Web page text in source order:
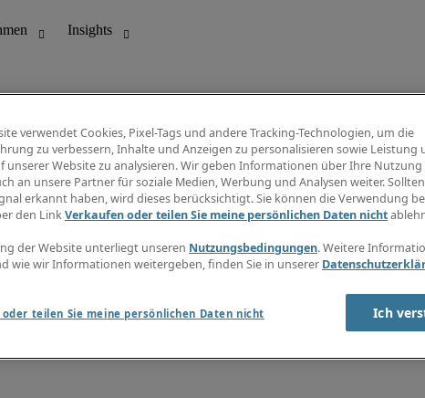
Info Center
Jobübersicht
Gehaltsübersicht
E-Learning
verwendet Cookies, Pixel-Tags und andere Tracking-Technologien, um die
zu verbessern, Inhalte und Anzeigen zu personalisieren sowie Leistung
unserer Website zu analysieren. Wir geben Informationen über Ihre
an unsere Partner für soziale Medien, Werbung und Analysen weiter.
erkannt haben, wird dieses berücksichtigt. Sie können die Verwendung
den LinkVerkaufen oder teilen Sie meine persönlichen Daten nicht
der Website unterliegt unseren Nutzungsbedingungen. Weitere
wie wir Informationen weitergeben, finden Sie in unserer
teilen Sie meine persönlichen Daten nicht Ich